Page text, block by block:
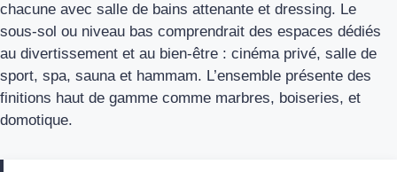
chacune avec salle de bains attenante et dressing. Le
sous-sol ou niveau bas comprendrait des espaces dédiés
au divertissement et au bien-être : cinéma privé, salle de
sport, spa, sauna et hammam. L’ensemble présente des
finitions haut de gamme comme marbres, boiseries, et
domotique.